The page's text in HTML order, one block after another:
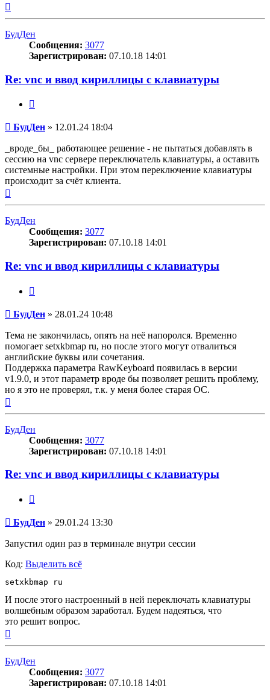
БудДен
Сообщения: 3077
Зарегистрирован: 07.10.18 14:01
Re: vnc и ввод кириллицы с клавиатуры
Сообщение
БудДен » 12.01.24 18:04
_вроде_бы_ работающее решение - не пытаться добавлять в
сессию на vnc сервере переключатель клавиатуры, а оставить
системные настройки. При этом переключение клавиатуры
происходит за счёт клиента.
БудДен
Сообщения: 3077
Зарегистрирован: 07.10.18 14:01
Re: vnc и ввод кириллицы с клавиатуры
Сообщение
БудДен » 28.01.24 10:48
Тема не закончилась, опять на неё напоролся. Временно
помогает setxkbmap ru, но после этого могут отвалиться
английские буквы или сочетания.
Поддержка параметра RawKeyboard появилась в версии
v1.9.0, и этот параметр вроде бы позволяет решить проблему,
но я это не проверял, т.к. у меня более старая ОС.
БудДен
Сообщения: 3077
Зарегистрирован: 07.10.18 14:01
Re: vnc и ввод кириллицы с клавиатуры
Сообщение
БудДен » 29.01.24 13:30
Запустил один раз в терминале внутри сессии
Код: Выделить всё
setxkbmap ru
И после этого настроенный в ней переключать клавиатуры
волшебным образом заработал. Будем надеяться, что
это решит вопрос.
БудДен
Сообщения: 3077
Зарегистрирован: 07.10.18 14:01